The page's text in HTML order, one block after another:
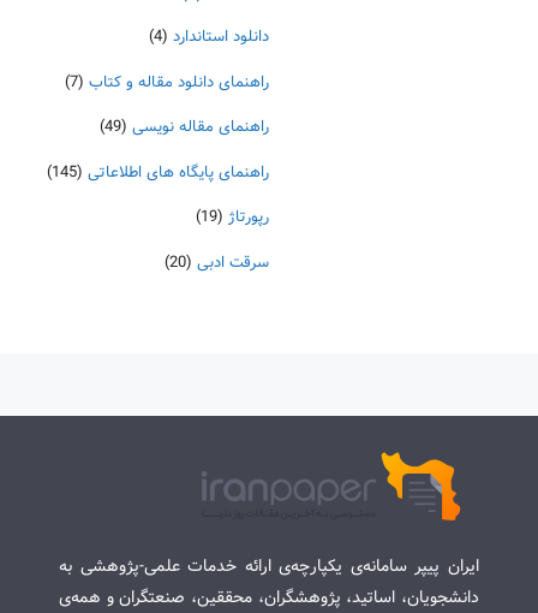
دانلود استاندارد (4)
راهنمای دانلود مقاله و کتاب (7)
راهنمای مقاله نویسی (49)
راهنمای پایگاه های اطلاعاتی (145)
رپورتاژ (19)
سرقت ادبی (20)
ایران پیپر سامانه‌ی یکپارچه‌ی ارائه خدمات علمی-پژوهشی به
دانشجویان، اساتید، پژوهشگران، محققین، صنعتگران و همه‌ی